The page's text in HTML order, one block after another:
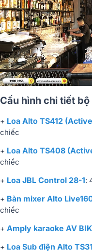
Cấu hình chi tiết
+ Loa Alto TS412
chiếc
+ Loa Alto TS408
chiếc
+ Loa JBL Control 28-1:
+ Bàn mixer Alto
chiếc
+ Amply karaoke AV
+ Loa Sub điện Alto